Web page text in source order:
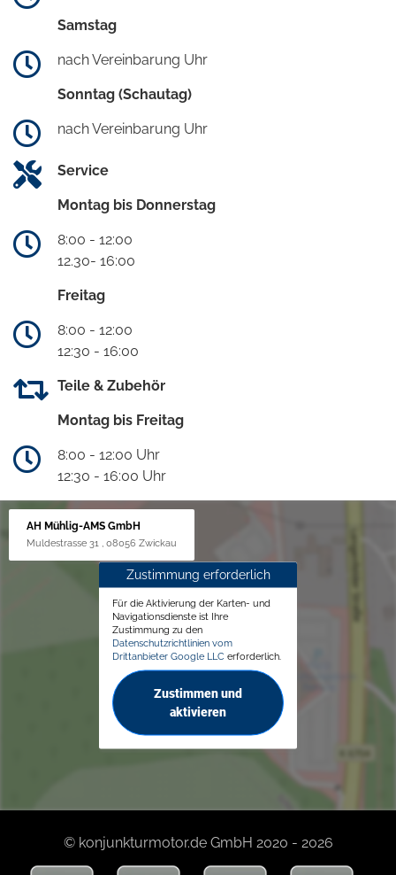
Samstag
nach Vereinbarung Uhr
Sonntag (Schautag)
nach Vereinbarung Uhr
Service
Montag bis Donnerstag
8:00 - 12:00
12.30- 16:00
Freitag
8:00 - 12:00
12:30 - 16:00
Teile & Zubehör
Montag bis Freitag
8:00 - 12:00 Uhr
12:30 - 16:00 Uhr
AH Mühlig-AMS GmbH
Muldestrasse 31 , 08056 Zwickau
Zustimmung erforderlich
Für die Aktivierung der Karten- und
Navigationsdienste ist Ihre
Zustimmung zu den
Datenschutzrichtlinien vom
Drittanbieter Google LLC erforderlich.
Zustimmen und
aktivieren
© konjunkturmotor.de GmbH 2020 - 2026